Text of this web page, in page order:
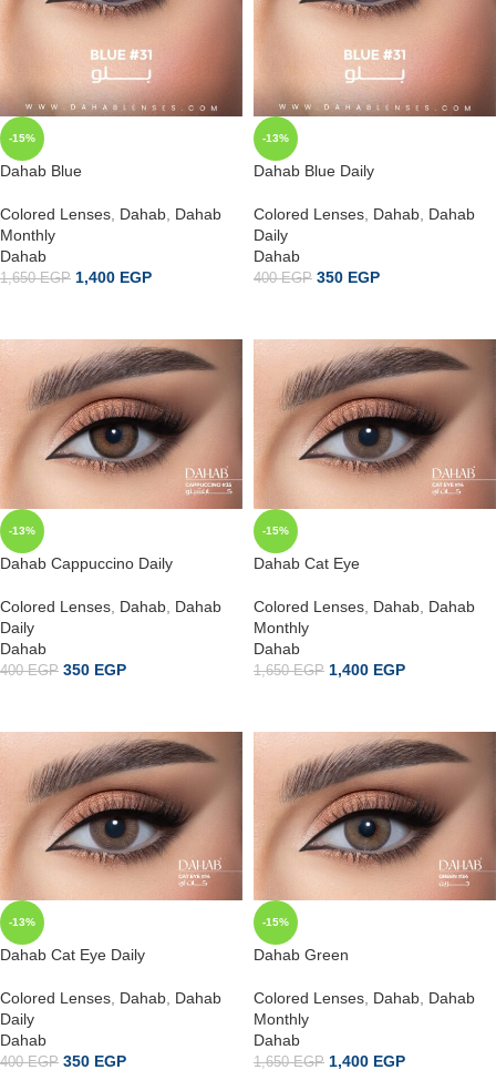
-15%
Dahab Blue
Colored Lenses Dahab Dahab
Monthly
Dahab
1,650EGP 1,400 EGP
-13%
Dahab Blue Daily
Colored Lenses Dahab Dahab
Daily
Dahab
400EGP 350 EGP
-13%
Dahab Cappuccino Daily
Colored Lenses Dahab Dahab
Daily
Dahab
400EGP 350 EGP
-15%
Dahab Cat Eye
Colored Lenses Dahab Dahab
Monthly
Dahab
1,650EGP 1,400 EGP
-13%
Dahab Cat Eye Daily
Colored Lenses, Dahab, Dahab
Daily
Dahab
400EGP 350 EGP
-15%
Dahab Green
Colored Lenses, Dahab, Dahab
Monthly
Dahab
1,650EGP 1,400 EGP